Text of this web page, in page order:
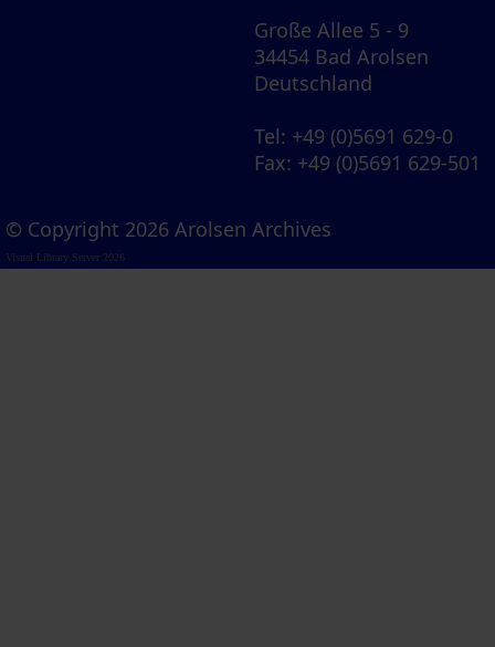
Große Allee 5 - 9
34454 Bad Arolsen
Deutschland
Tel: +49 (0)5691 629-0
Fax: +49 (0)5691 629-501
© Copyright 2026 Arolsen Archives
Visual Library Server 2026